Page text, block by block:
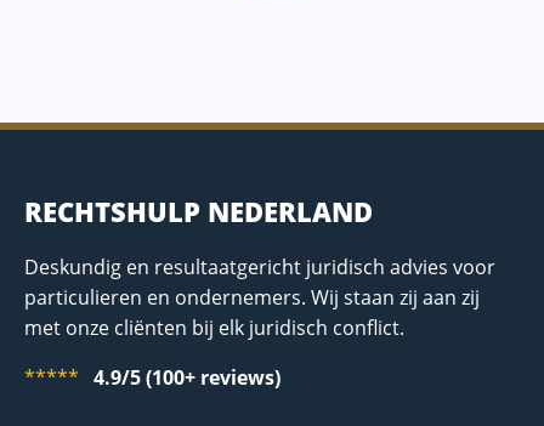
RECHTSHULP NEDERLAND
Deskundig en resultaatgericht juridisch advies voor
particulieren en ondernemers. Wij staan zij aan zij
met onze cliënten bij elk juridisch conflict.
***** 4.9/5 (100+ reviews)